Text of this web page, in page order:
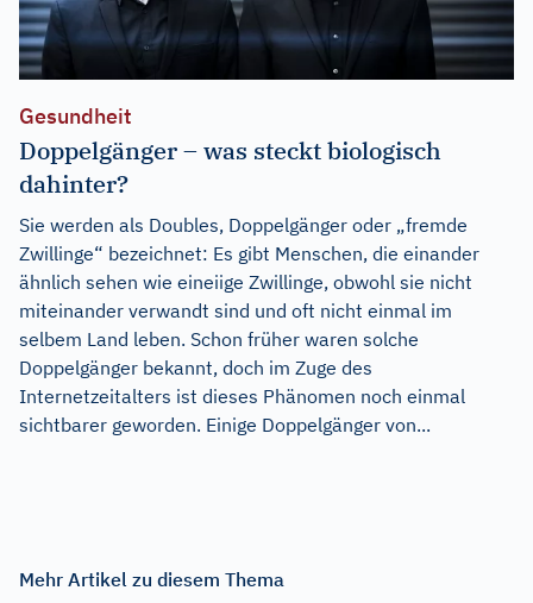
Gesundheit
Doppelgänger – was steckt biologisch
dahinter?
Sie werden als Doubles, Doppelgänger oder „fremde
Zwillinge“ bezeichnet: Es gibt Menschen, die einander
ähnlich sehen wie eineiige Zwillinge, obwohl sie nicht
miteinander verwandt sind und oft nicht einmal im
selbem Land leben. Schon früher waren solche
Doppelgänger bekannt, doch im Zuge des
Internetzeitalters ist dieses Phänomen noch einmal
sichtbarer geworden. Einige Doppelgänger von...
Mehr Artikel zu diesem Thema